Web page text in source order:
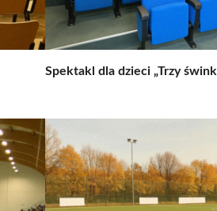
Spektakl dla dzieci „Trzy